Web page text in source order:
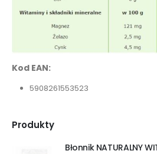
Kod EAN:
5908261553523
Produkty
Błonnik NATURALNY